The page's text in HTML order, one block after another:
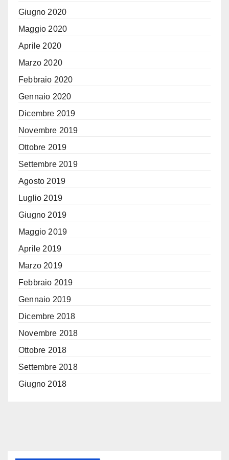
Giugno 2020
Maggio 2020
Aprile 2020
Marzo 2020
Febbraio 2020
Gennaio 2020
Dicembre 2019
Novembre 2019
Ottobre 2019
Settembre 2019
Agosto 2019
Luglio 2019
Giugno 2019
Maggio 2019
Aprile 2019
Marzo 2019
Febbraio 2019
Gennaio 2019
Dicembre 2018
Novembre 2018
Ottobre 2018
Settembre 2018
Giugno 2018